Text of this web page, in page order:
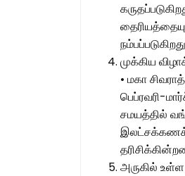
முக்கிய
• மகா
பெப்ரவரி-
சமயத்தில்
அருகில்